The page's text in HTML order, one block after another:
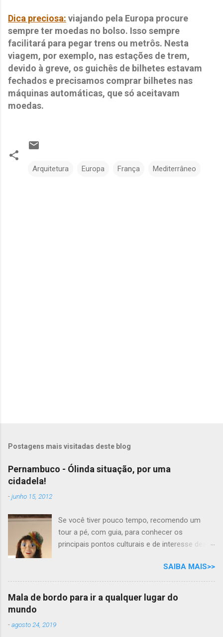
Dica preciosa: viajando pela Europa procure
sempre ter moedas no bolso. Isso sempre
facilitará para pegar trens ou metrôs. Nesta
viagem, por exemplo, nas estações de trem,
devido à greve, os guichês de bilhetes estavam
fechados e precisamos comprar bilhetes nas
máquinas automáticas, que só aceitavam
moedas.
Arquitetura Europa França Mediterrâneo
Postagens mais visitadas deste blog
Pernambuco - Ólinda situação, por uma
cidadela!
-junho 15, 2012
Se você tiver pouco tempo, recomendo um
tour a pé, com guia, para conhecer os
principais pontos culturais e de interesse desta
você tem todo o tempo do mundo, por que não
desfrutar as delícias e os prazeres das belezas
naturais e gastronômicas, ao som do frevo,
nesta aconchegante cidade cantada em prosa
SAIBA MAIS>>
Mala de bordo para ir a qualquer lugar do
mundo
-agosto 24, 2019